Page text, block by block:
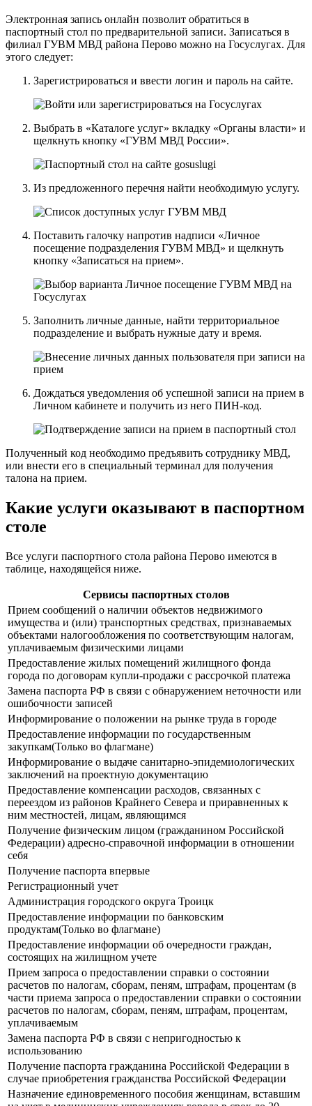
Электронная запись онлайн позволит обратиться в
паспортный стол по предварительной записи. Записаться в
филиал ГУВМ МВД района Перово можно на Госуслугах. Для
этого следует:
Зарегистрироваться и ввести логин и пароль на сайте.
Выбрать в «Каталоге услуг» вкладку «Органы власти» и
щелкнуть кнопку «ГУВМ МВД России».
Из предложенного перечня найти необходимую услугу.
Поставить галочку напротив надписи «Личное
посещение подразделения ГУВМ МВД» и щелкнуть
кнопку «Записаться на прием».
Заполнить личные данные, найти территориальное
подразделение и выбрать нужные дату и время.
Дождаться уведомления об успешной записи на прием в
Личном кабинете и получить из него ПИН-код.
Полученный код необходимо предъявить сотруднику МВД,
или внести его в специальный терминал для получения
талона на прием.
Какие услуги оказывают в паспортном
столе
Все услуги паспортного стола района Перово имеются в
таблице, находящейся ниже.
Сервисы паспортных столов
Прием сообщений о наличии объектов недвижимого
имущества и (или) транспортных средствах, признаваемых
объектами налогообложения по соответствующим налогам,
уплачиваемым физическими лицами
Предоставление жилых помещений жилищного фонда
города по договорам купли-продажи с рассрочкой платежа
Замена паспорта РФ в связи с обнаружением неточности или
ошибочности записей
Информирование о положении на рынке труда в городе
Предоставление информации по государственным
закупкам(Только во флагмане)
Информирование о выдаче санитарно-эпидемиологических
заключений на проектную документацию
Предоставление компенсации расходов, связанных с
переездом из районов Крайнего Севера и приравненных к
ним местностей, лицам, являющимся
Получение физическим лицом (гражданином Российской
Федерации) адресно-справочной информации в отношении
себя
Получение паспорта впервые
Регистрационный учет
Администрация городского округа Троицк
Предоставление информации по банковским
продуктам(Только во флагмане)
Предоставление информации об очередности граждан,
состоящих на жилищном учете
Прием запроса о предоставлении справки о состоянии
расчетов по налогам, сборам, пеням, штрафам, процентам (в
части приема запроса о предоставлении справки о состоянии
расчетов по налогам, сборам, пеням, штрафам, процентам,
уплачиваемым
Замена паспорта РФ в связи с непригодностью к
использованию
Получение паспорта гражданина Российской Федерации в
случае приобретения гражданства Российской Федерации
Назначение единовременного пособия женщинам, вставшим